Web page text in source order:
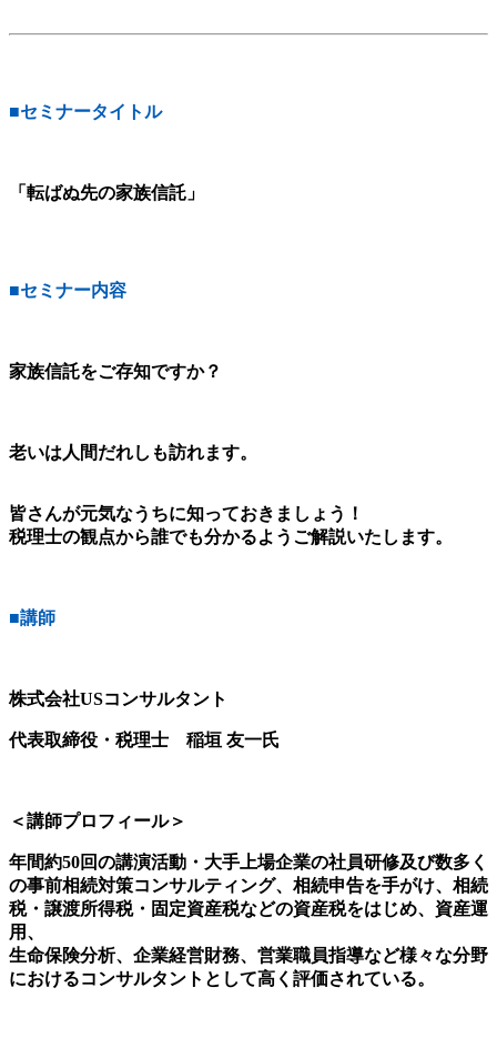
■セミナータイトル
「転ばぬ先の家族信託」
■セミナー内容
家族信託をご存知ですか？
老いは人間だれしも訪れます。
皆さんが元気なうちに知っておきましょう！
税理士の観点から誰でも分かるようご解説いたします。
■講師
株式会社USコンサルタント
代表取締役・税理士 稲垣 友一氏
＜講師プロフィール＞
年間約50回の講演活動・大手上場企業の社員研修及び数多く
の事前相続対策コンサルティング、相続申告を手がけ、相続
税・譲渡所得税・固定資産税などの資産税をはじめ、資産運
用、
生命保険分析、企業経営財務、営業職員指導など様々な分野
におけるコンサルタントとして高く評価されている。